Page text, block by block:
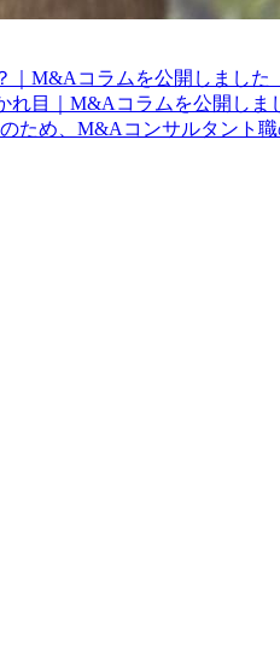
｜M&Aコラムを公開しました
目｜M&Aコラムを公開しま
ため、M&Aコンサルタント